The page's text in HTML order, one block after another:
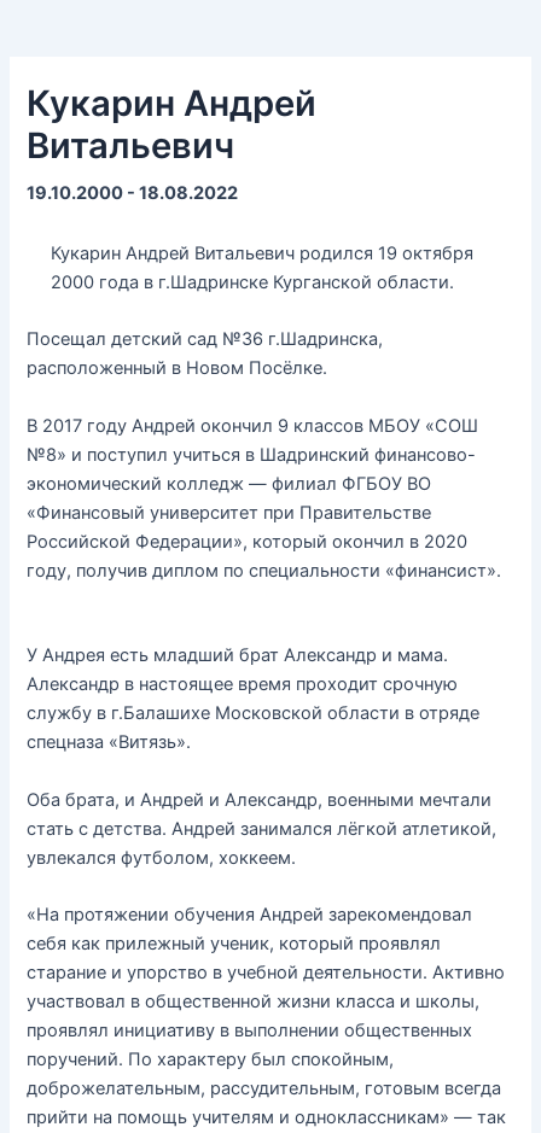
Кукарин Андрей
Витальевич
19.10.2000 - 18.08.2022
Кукарин Андрей Витальевич родился 19 октября
2000 года в г.Шадринске Курганской области.
Посещал детский сад №36 г.Шадринска,
расположенный в Новом Посёлке.
В 2017 году Андрей окончил 9 классов МБОУ «СОШ
№8» и поступил учиться в Шадринский финансово-
экономический колледж — филиал ФГБОУ ВО
«Финансовый университет при Правительстве
Российской Федерации», который окончил в 2020
году, получив диплом по специальности «финансист».
У Андрея есть младший брат Александр и мама.
Александр в настоящее время проходит срочную
службу в г.Балашихе Московской области в отряде
спецназа «Витязь».
Оба брата, и Андрей и Александр, военными мечтали
стать с детства. Андрей занимался лёгкой атлетикой,
увлекался футболом, хоккеем.
«На протяжении обучения Андрей зарекомендовал
себя как прилежный ученик, который проявлял
старание и упорство в учебной деятельности. Активно
участвовал в общественной жизни класса и школы,
проявлял инициативу в выполнении общественных
поручений. По характеру был спокойным,
доброжелательным, рассудительным, готовым всегда
прийти на помощь учителям и одноклассникам» — так